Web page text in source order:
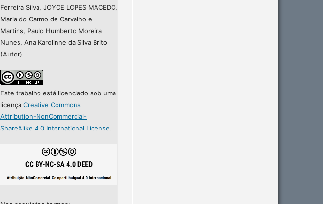
Ferreira Silva, JOYCE LOPES MACEDO,
Maria do Carmo de Carvalho e
Martins, Paulo Humberto Moreira
Nunes, Ana Karolinne da Silva Brito
(Autor)
Este trabalho está licenciado sob uma
licença Creative Commons
Attribution-NonCommercial-
ShareAlike 4.0 International License.